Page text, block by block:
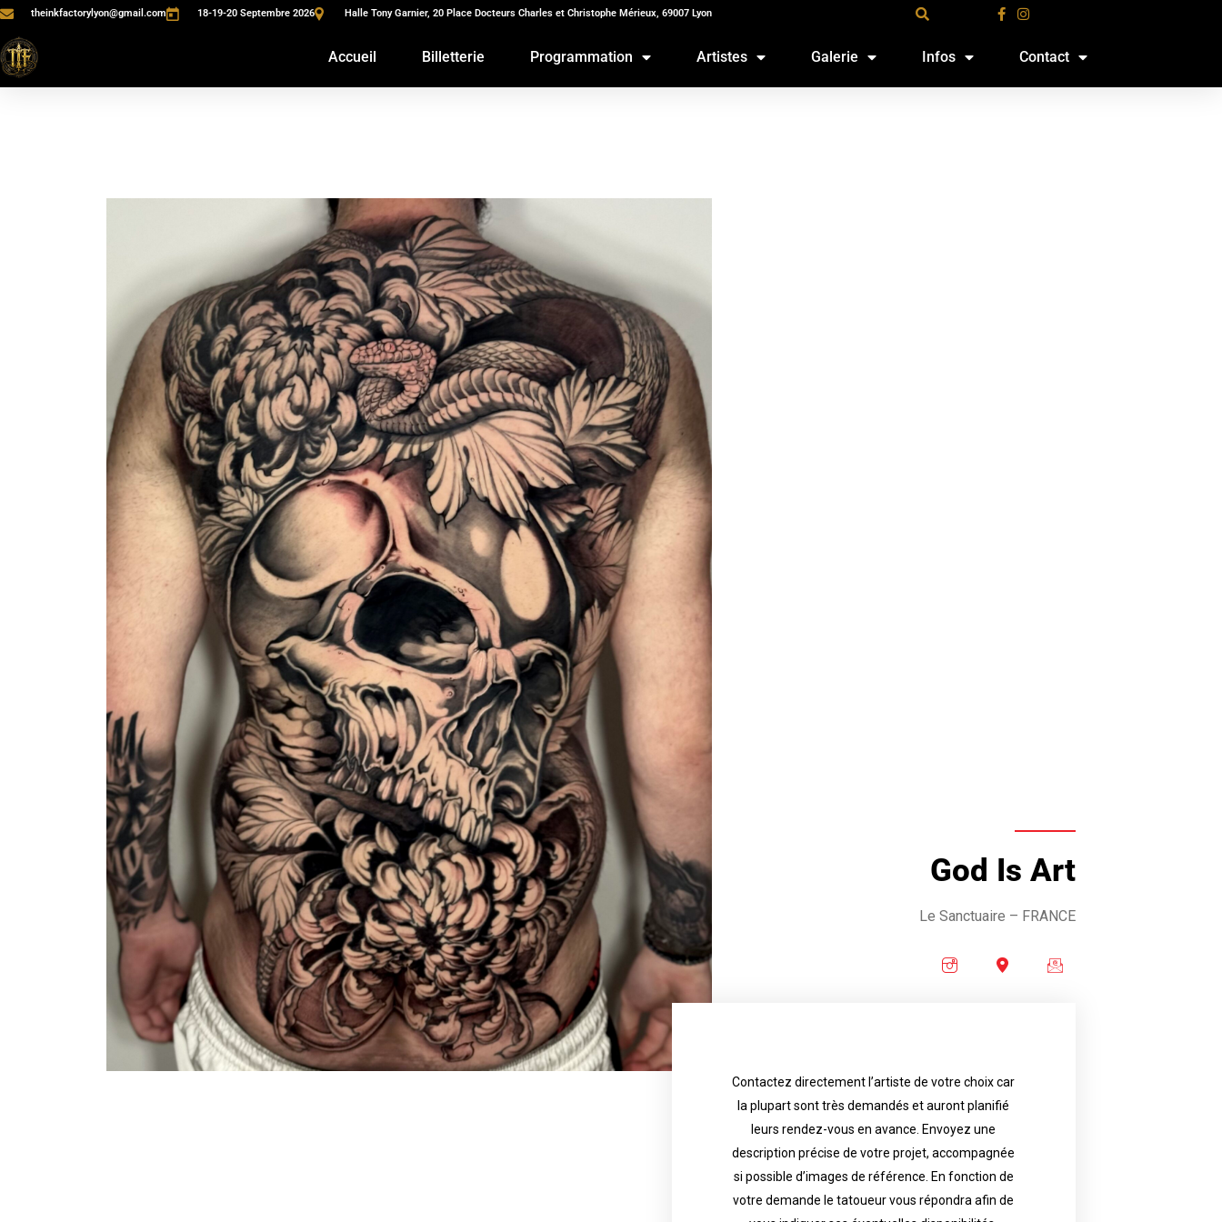
theinkfactorylyon@gmail.com 18-19-20 Septembre 2026 Halle Tony Garnier, 20 Place Docteurs Charles et Christophe Mérieux, 69007 Lyon
Accueil Billetterie Programmation Artistes Galerie Infos Contact
God Is Art
Le Sanctuaire – FRANCE
Contactez directement l’artiste de votre choix car
la plupart sont très demandés et auront planifié
leurs rendez-vous en avance. Envoyez une
description précise de votre projet, accompagnée
si possible d’images de référence. En fonction de
votre demande le tatoueur vous répondra afin de
most are in great demand and will have planned
their appointments in advance. Send an accurate
description of your project, if possible attached
with reference images. Depending your request,
the tattoo artist will answer to tell you his
availability.